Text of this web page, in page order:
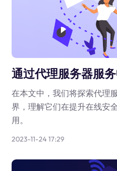
通过代理服务器服
在本文中，我们将探索代理
界，理解它们在提升在线安
用。
2023-11-24 17:29